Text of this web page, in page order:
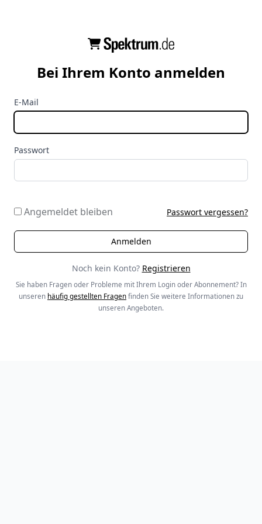
Bei Ihrem Konto anmelden
E-Mail
Passwort
Angemeldet bleiben Passwort vergessen?
Noch kein Konto? Registrieren
Sie haben Fragen oder Probleme mit Ihrem Login oder Abonnement? In
unseren häufig gestellten Fragen finden Sie weitere Informationen zu
unseren Angeboten.